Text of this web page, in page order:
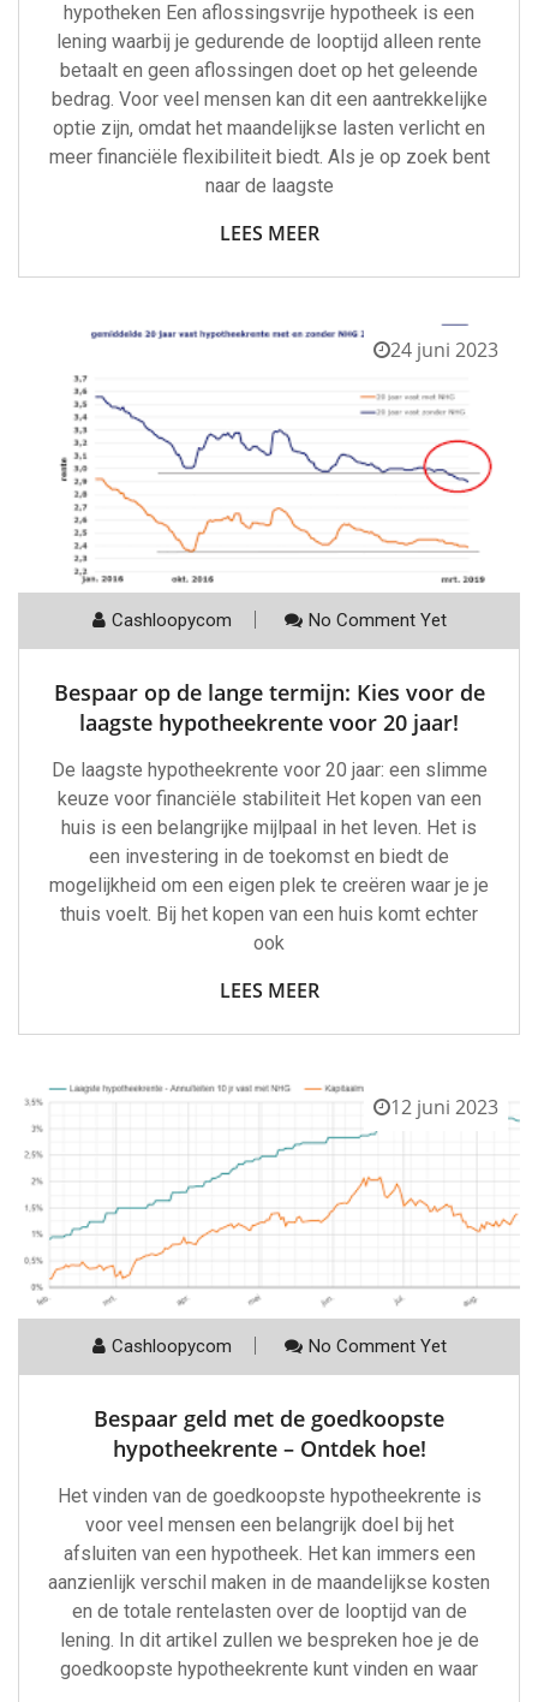
hypotheken Een aflossingsvrije hypotheek is een
lening waarbij je gedurende de looptijd alleen rente
betaalt en geen aflossingen doet op het geleende
bedrag. Voor veel mensen kan dit een aantrekkelijke
optie zijn, omdat het maandelijkse lasten verlicht en
meer financiële flexibiliteit biedt. Als je op zoek bent
naar de laagste
LEES MEER
24 juni 2023
Cashloopycom No Comment Yet
Bespaar op de lange termijn: Kies voor de
laagste hypotheekrente voor 20 jaar!
De laagste hypotheekrente voor 20 jaar: een slimme
keuze voor financiële stabiliteit Het kopen van een
huis is een belangrijke mijlpaal in het leven. Het is
een investering in de toekomst en biedt de
mogelijkheid om een eigen plek te creëren waar je je
thuis voelt. Bij het kopen van een huis komt echter
ook
LEES MEER
12 juni 2023
Cashloopycom No Comment Yet
Bespaar geld met de goedkoopste
hypotheekrente – Ontdek hoe!
Het vinden van de goedkoopste hypotheekrente is
voor veel mensen een belangrijk doel bij het
afsluiten van een hypotheek. Het kan immers een
aanzienlijk verschil maken in de maandelijkse kosten
en de totale rentelasten over de looptijd van de
lening. In dit artikel zullen we bespreken hoe je de
goedkoopste hypotheekrente kunt vinden en waar